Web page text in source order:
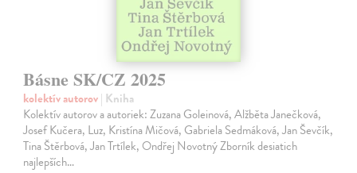
Básne SK/CZ 2025
kolektív autorov| Kniha
Kolektív autorov a autoriek: Zuzana Goleinová, Alžběta Janečková,
Josef Kučera, Luz, Kristína Mičová, Gabriela Sedmáková, Jan Ševčík,
Tina Štěrbová, Jan Trtílek, Ondřej Novotný Zborník desiatich
najlepších…